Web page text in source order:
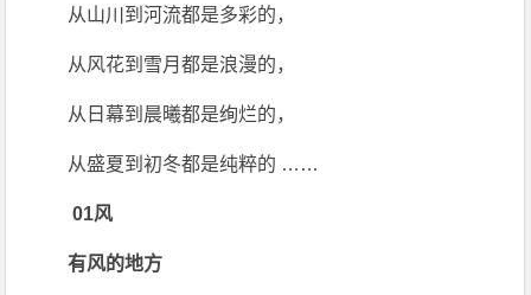
从山川到河流都是多彩的，
从风花到雪月都是浪漫的，
从日幕到晨曦都是绚烂的，
从盛夏到初冬都是纯粹的 ……
01风
有风的地方